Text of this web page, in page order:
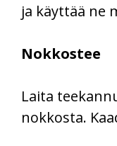
ja käyttää ne
Nokkostee
Laita
nokkosta.